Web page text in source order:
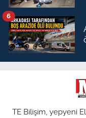
6
TE Bilişim, yepyeni